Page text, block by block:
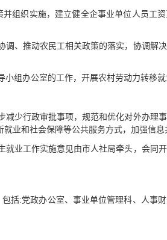
组织实施，建立健全企事业单位人员工资
、推动农民工相关政策的落实，协调解
组办公室的工作，开展农村劳动力转移就
少行政审批事项，规范和优化对外办理
业和社会保障等公共服务方式，加强信息
业工作实施意见由市人社局牵头，会同
括:党政办公室、事业单位管理科、人事